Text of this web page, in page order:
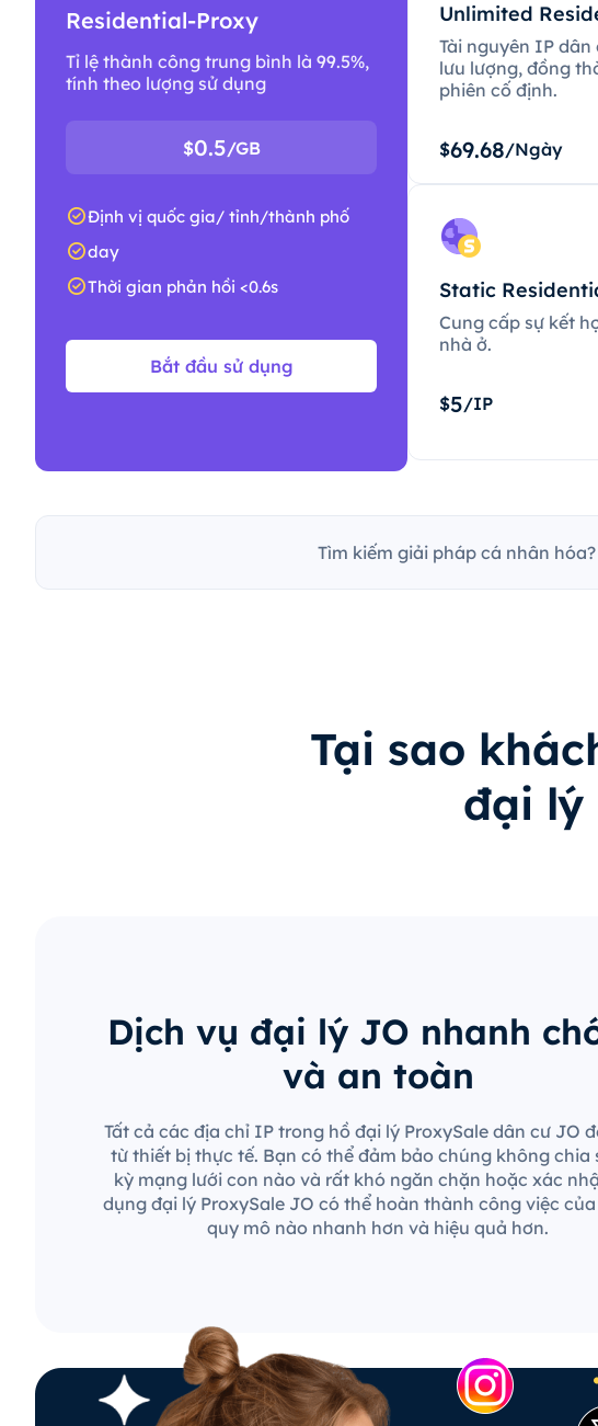
Residential-Proxy
Tỉ lệ thành công trung bình là 99.5%,
tính theo lượng sử dụng
$0.5/GB
Định vị quốc gia/ tỉnh/thành phố
day
Thời gian phản hồi <0.6s
Bắt đầu sử dụng
Unlimited
Tài nguyên IP
lưu lượng, đồng
phiên cố định.
$69.68/Ngày
Static
Cung cấp sự kết
nhà ở.
$5/IP
Tìm kiếm giải pháp cá nhân hóa?
Tại sao
đại lý
Dịch vụ đại lý JO nhanh
và an toàn
Tất cả các địa chỉ IP trong hồ đại lý ProxySale dân cư JO
từ thiết bị thực tế. Bạn có thể đảm bảo chúng không chia
kỳ mạng lưới con nào và rất khó ngăn chặn hoặc xác
dụng đại lý ProxySale JO có thể hoàn thành công việc
quy mô nào nhanh hơn và hiệu quả hơn.